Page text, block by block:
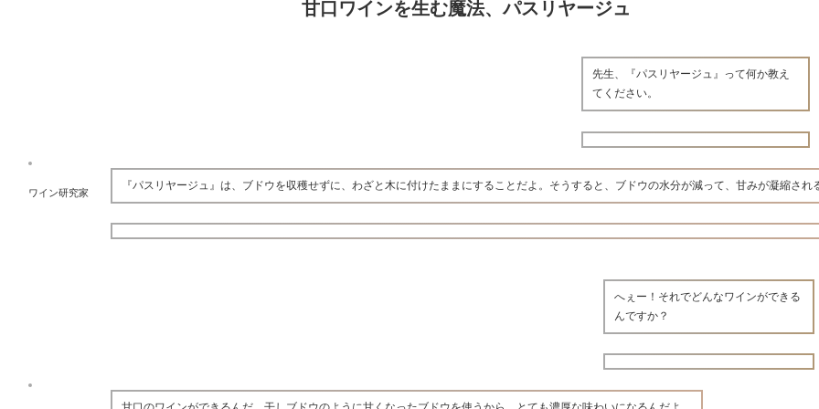
甘口ワインを生む魔法、パスリヤージュ
先生、『パスリヤージュ』って何か教え
てください。
ワイン研究家
『パスリヤージュ』は、ブドウを収穫せずに、わざと木に付けたままにすることだよ。そうすると、ブドウの水分が減って、甘みが凝縮され
へぇー！それでどんなワインができる
んですか？